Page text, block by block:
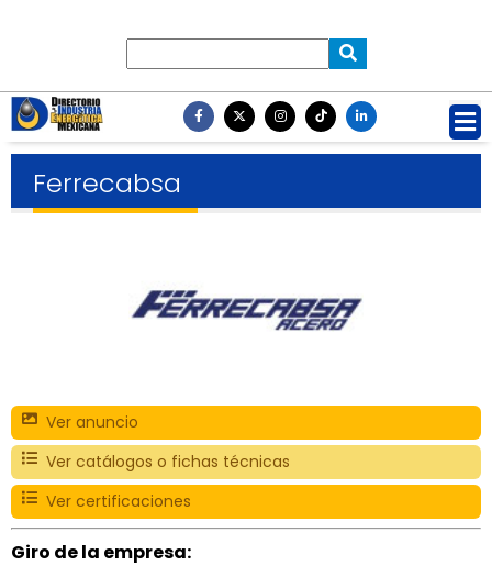
Ferrecabsa
Ver anuncio
Ver catálogos o fichas técnicas
Ver certificaciones
Giro de la empresa: